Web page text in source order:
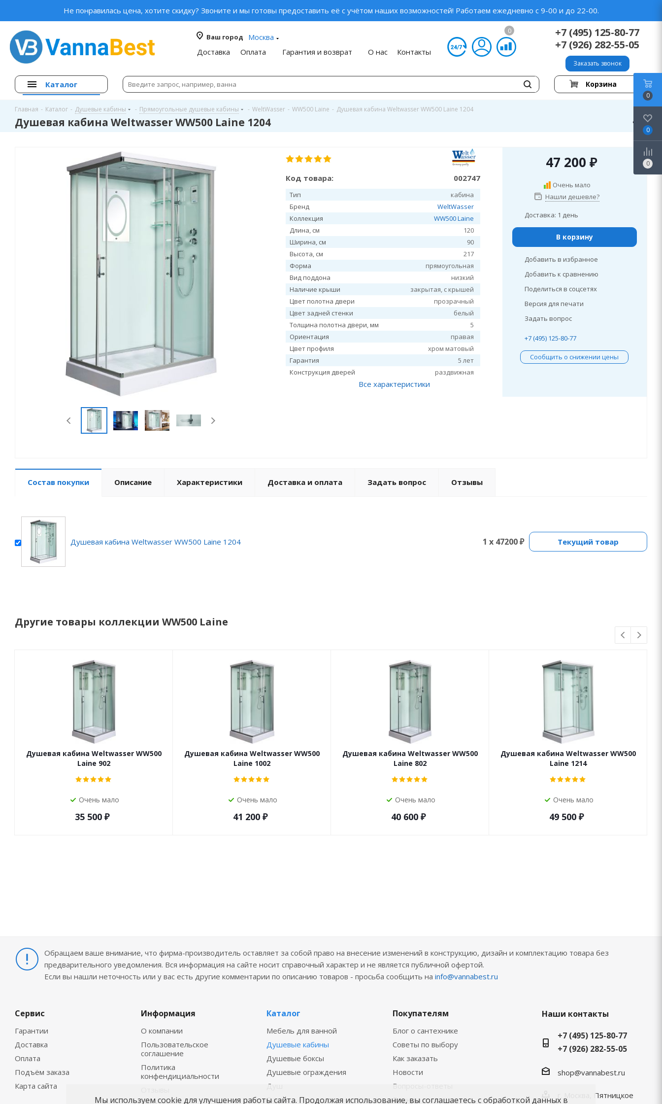
Не понравилась цена, хотите скидку? Звоните и мы готовы предоставить её с учётом наших возможностей! Работаем ежедневно с 9-00 и до 22-00.
Ваш город
Москва
Доставка
Оплата Гарантия и возврат О нас Контакты
0
+7 (495) 125-80-77
+7 (926) 282-55-05
Заказать звонок
Каталог Корзина
Главная - Каталог - Душевые кабины - Прямоугольные душевые кабины - WeltWasser - WW500 Laine - Душевая кабина Weltwasser WW500 Laine 1204
Душевая кабина Weltwasser WW500 Laine 1204
Код товара: 002747
Тип
кабина
Бренд
WeltWasser
Коллекция
WW500 Laine
Длина, см
120
Ширина, см
90
Высота, см
217
Форма
прямоугольная
Вид поддона
низкий
Наличие крыши
закрытая, c крышей
Цвет полотна двери
прозрачный
Цвет задней стенки
белый
Толщина полотна двери, мм
5
Ориентация
правая
Цвет профиля
хром матовый
Гарантия
5 лет
Конструкция дверей
раздвижная
Все характеристики
47 200 ₽
Очень мало
Нашли дешевле?
Доставка: 1 день
В корзину
Добавить в избранное
Добавить к сравнению
Поделиться в соцсетях
Версия для печати
Задать вопрос
+7 (495) 125-80-77
Сообщить о снижении цены
Состав покупки Описание Характеристики Доставка и оплата Задать вопрос Отзывы
Душевая кабина Weltwasser WW500 Laine 1204 1 x 47200 ₽ Текущий товар
Другие товары коллекции WW500 Laine
Душевая кабина Weltwasser WW500
Laine 902
Очень мало
35 500 ₽
Душевая кабина Weltwasser WW500
Laine 1002
Очень мало
41 200 ₽
Душевая кабина Weltwasser WW500
Laine 802
Очень мало
40 600 ₽
Душевая кабина Weltwasser WW500
Laine 1214
Очень мало
49 500 ₽
Обращаем ваше внимание, что фирма-производитель оставляет за собой право на внесение изменений в конструкцию, дизайн и комплектацию товара без
предварительного уведомления. Вся информация на сайте носит справочный характер и не является публичной офертой.
Если вы нашли неточность или у вас есть другие комментарии по описанию товаров - просьба сообщить на info@vannabest.ru
Сервис
Гарантии
Доставка
Оплата
Подъём заказа
Карта сайта
Информация
О компании
Пользовательское
соглашение
Политика
конфендициальности
Каталог
Мебель для ванной
Душевые кабины
Душевые боксы
Душевые ограждения
Душ
Ванны
Покупателям
Блог о сантехнике
Советы по выбору
Как заказать
Новости
Вопросы-ответы
Бренды
Наши контакты
+7 (495) 125-80-77
+7 (926) 282-55-05
shop@vannabest.ru
г. Москва, Пятницкое
0
0
0
Мы используем cookie для улучшения работы сайта. Продолжая использование, вы соглашаетесь с обработкой данных в